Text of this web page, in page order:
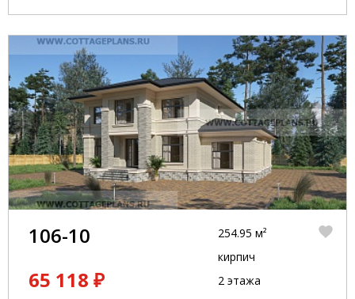
106-10
65 118 ₽
254.95 м²
кирпич
2 этажа